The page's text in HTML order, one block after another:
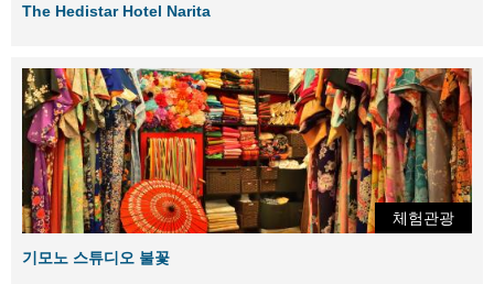
The Hedistar Hotel Narita
체험관광
기모노 스튜디오 불꽃